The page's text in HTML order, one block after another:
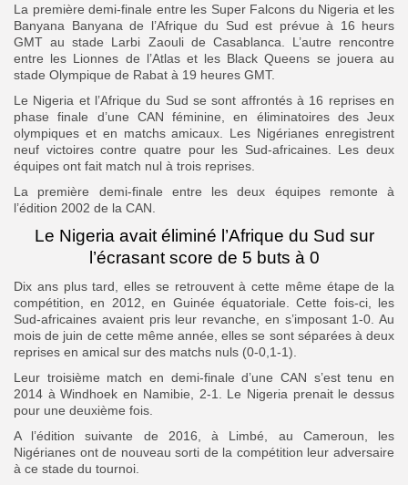
La première demi-finale entre les Super Falcons du Nigeria et les
Banyana Banyana de l’Afrique du Sud est prévue à 16 heurs
GMT au stade Larbi Zaouli de Casablanca. L’autre rencontre
entre les Lionnes de l’Atlas et les Black Queens se jouera au
stade Olympique de Rabat à 19 heures GMT.
Le Nigeria et l’Afrique du Sud se sont affrontés à 16 reprises en
phase finale d’une CAN féminine, en éliminatoires des Jeux
olympiques et en matchs amicaux. Les Nigérianes enregistrent
neuf victoires contre quatre pour les Sud-africaines. Les deux
équipes ont fait match nul à trois reprises.
La première demi-finale entre les deux équipes remonte à
l’édition 2002 de la CAN.
Le Nigeria avait éliminé l’Afrique du Sud sur
l’écrasant score de 5 buts à 0
Dix ans plus tard, elles se retrouvent à cette même étape de la
compétition, en 2012, en Guinée équatoriale. Cette fois-ci, les
Sud-africaines avaient pris leur revanche, en s’imposant 1-0. Au
mois de juin de cette même année, elles se sont séparées à deux
reprises en amical sur des matchs nuls (0-0,1-1).
Leur troisième match en demi-finale d’une CAN s’est tenu en
2014 à Windhoek en Namibie, 2-1. Le Nigeria prenait le dessus
pour une deuxième fois.
A l’édition suivante de 2016, à Limbé, au Cameroun, les
Nigérianes ont de nouveau sorti de la compétition leur adversaire
à ce stade du tournoi.